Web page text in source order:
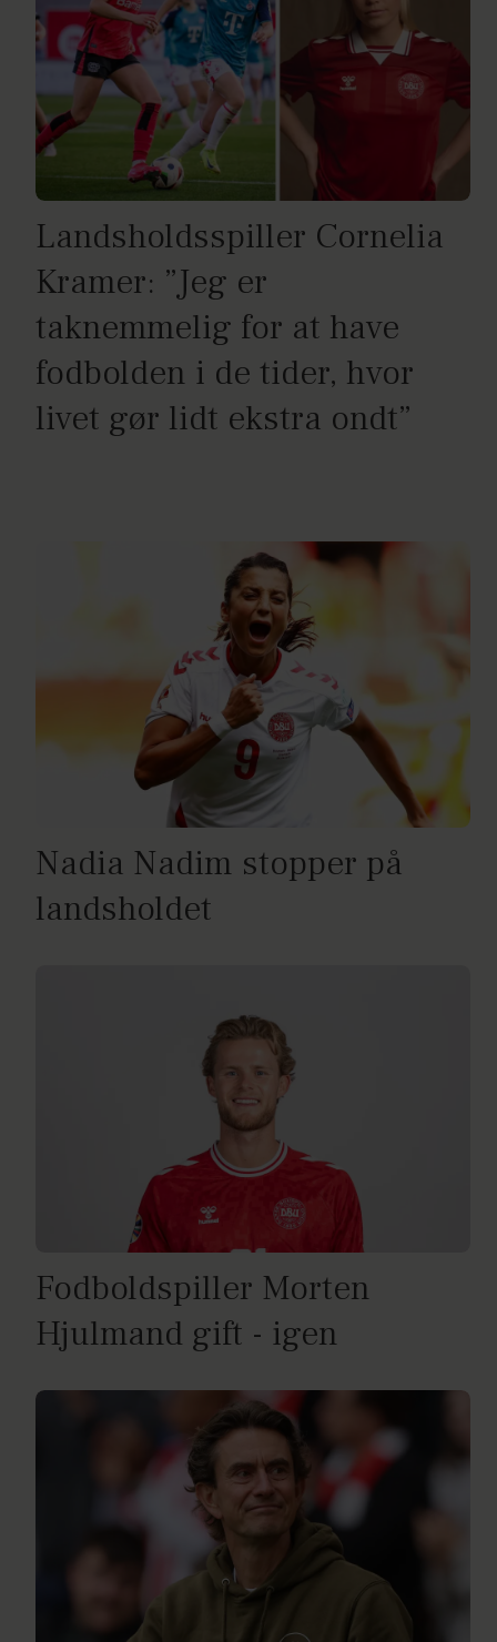
Landsholdsspiller Cornelia
Kramer: ”Jeg er
taknemmelig for at have
fodbolden i de tider, hvor
livet gør lidt ekstra ondt”
Nadia Nadim stopper på
landsholdet
Fodboldspiller Morten
Hjulmand gift - igen